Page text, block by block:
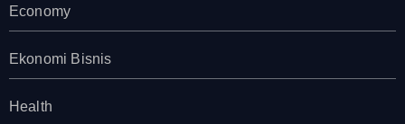
Economy
Ekonomi Bisnis
Health